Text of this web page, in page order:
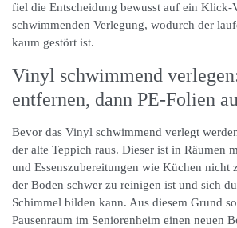
fiel die Entscheidung bewusst auf ein Klick-
schwimmenden Verlegung, wodurch der
kaum gestört ist.
Vinyl schwimmend
entfernen, dann PE-Folien
Bevor das Vinyl schwimmend verlegt
der alte Teppich raus. Dieser ist in Räumen
und Essenszubereitungen wie Küchen nicht
der Boden schwer zu reinigen ist und sich
Schimmel bilden kann. Aus diesem Grund
Pausenraum im Seniorenheim einen neuen